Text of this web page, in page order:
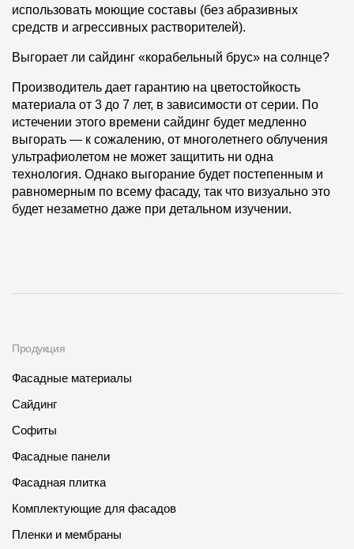
использовать моющие составы (без абразивных
средств и агрессивных растворителей).
Выгорает ли сайдинг «корабельный брус» на солнце?
Производитель дает гарантию на цветостойкость
материала от 3 до 7 лет, в зависимости от серии. По
истечении этого времени сайдинг будет медленно
выгорать — к сожалению, от многолетнего облучения
ультрафиолетом не может защитить ни одна
технология. Однако выгорание будет постепенным и
равномерным по всему фасаду, так что визуально это
будет незаметно даже при детальном изучении.
Продукция
Фасадные материалы
Сайдинг
Софиты
Фасадные панели
Фасадная плитка
Комплектующие для фасадов
Пленки и мембраны